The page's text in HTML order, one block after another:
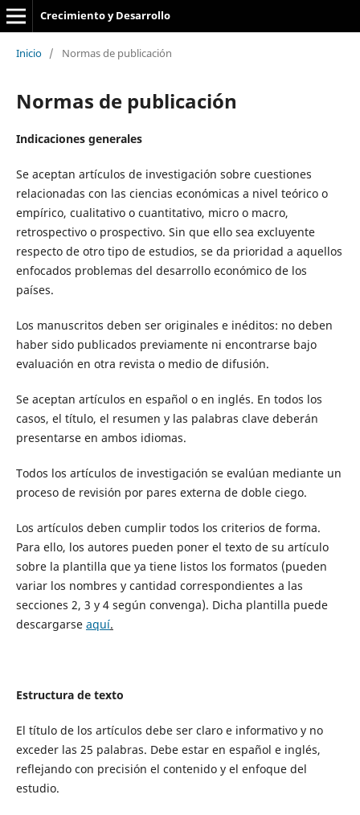
Crecimiento y Desarrollo
Inicio / Normas de publicación
Normas de publicación
Indicaciones generales
Se aceptan artículos de investigación sobre cuestiones
relacionadas con las ciencias económicas a nivel teórico o
empírico, cualitativo o cuantitativo, micro o macro,
retrospectivo o prospectivo. Sin que ello sea excluyente
respecto de otro tipo de estudios, se da prioridad a aquellos
enfocados problemas del desarrollo económico de los
países.
Los manuscritos deben ser originales e inéditos: no deben
haber sido publicados previamente ni encontrarse bajo
evaluación en otra revista o medio de difusión.
Se aceptan artículos en español o en inglés. En todos los
casos, el título, el resumen y las palabras clave deberán
presentarse en ambos idiomas.
Todos los artículos de investigación se evalúan mediante un
proceso de revisión por pares externa de doble ciego.
Los artículos deben cumplir todos los criterios de forma.
Para ello, los autores pueden poner el texto de su artículo
sobre la plantilla que ya tiene listos los formatos (pueden
variar los nombres y cantidad correspondientes a las
secciones 2, 3 y 4 según convenga). Dicha plantilla puede
descargarse aquí.
Estructura de texto
El título de los artículos debe ser claro e informativo y no
exceder las 25 palabras. Debe estar en español e inglés,
reflejando con precisión el contenido y el enfoque del
estudio.